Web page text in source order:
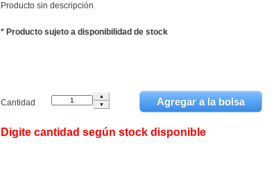
Producto sin descripción
* Producto sujeto a disponibilidad de stock
Cantidad
Digite cantidad según stock disponible